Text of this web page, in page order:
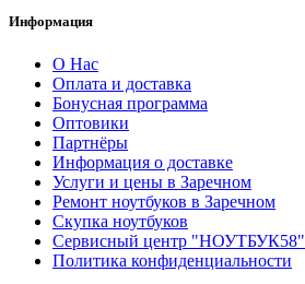
Информация
О Нас
Оплата и доставка
Бонусная программа
Оптовики
Партнёры
Информация о доставке
Услуги и цены в Заречном
Ремонт ноутбуков в Заречном
Скупка ноутбуков
Сервисный центр "НОУТБУК58"
Политика конфиденциальности